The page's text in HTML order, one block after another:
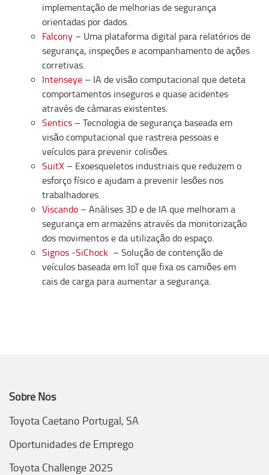
implementação de melhorias de segurança
orientadas por dados.
Falcony – Uma plataforma digital para relatórios de
segurança, inspeções e acompanhamento de ações
corretivas.
Intenseye – IA de visão computacional que deteta
comportamentos inseguros e quase acidentes
através de câmaras existentes.
Sentics – Tecnologia de segurança baseada em
visão computacional que rastreia pessoas e
veículos para prevenir colisões.
SuitX – Exoesqueletos industriais que reduzem o
esforço físico e ajudam a prevenir lesões nos
trabalhadores.
Viscando – Análises 3D e de IA que melhoram a
segurança em armazéns através da monitorização
dos movimentos e da utilização do espaço.
Signos -SiChock – Solução de contenção de
veículos baseada em IoT que fixa os camiões em
cais de carga para aumentar a segurança.
Sobre Nós
Toyota Caetano Portugal, SA
Oportunidades de Emprego
Toyota Challenge 2025